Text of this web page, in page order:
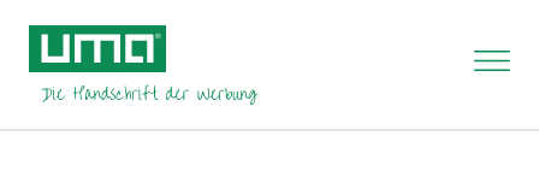
Ihnen fehlen die Rechte um diese Aktion auszuführen.